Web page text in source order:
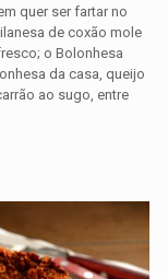
quer ser fartar no
de coxão mole
o Bolonhesa
da casa, queijo
ao sugo, entre